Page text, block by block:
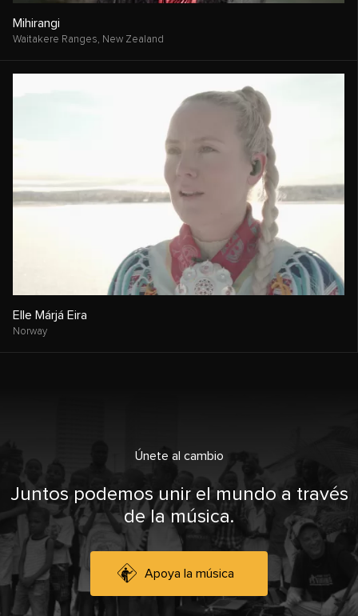
Mihirangi
Waitakere Ranges, New Zealand
Elle Márjá Eira
Norway
Únete al cambio
Juntos podemos unir el mundo a través
de la música.
Apoya la música